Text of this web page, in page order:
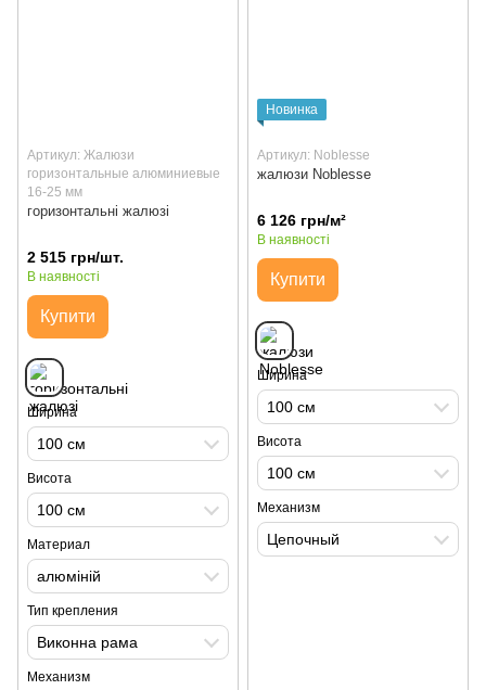
Артикул: Жалюзи
горизонтальные алюминиевые
16-25 мм
горизонтальні жалюзі
2 515 грн/шт.
В наявності
Купити
Ширина
100 см
Висота
100 см
Материал
алюміній
Тип крепления
Виконна рама
Механизм
Новинка
Артикул: Noblesse
жалюзи Noblesse
6 126 грн/м²
В наявності
Купити
Ширина
100 см
Висота
100 см
Механизм
Цепочный